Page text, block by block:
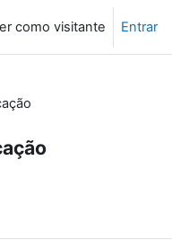
como visitante Entrar